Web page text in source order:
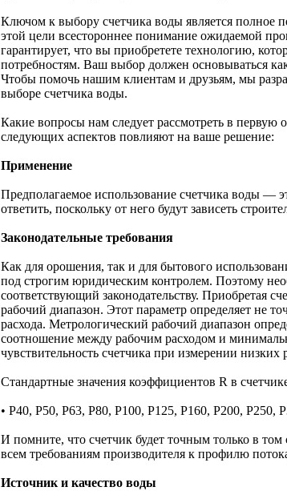
Ключом к выбору счетчика воды является полное
этой цели всестороннее понимание ожидаемой
гарантирует, что вы приобретете технологию,
потребностям. Ваш выбор должен основываться
Чтобы помочь нашим клиентам и друзьям, мы
выборе счетчика воды.
Какие вопросы нам следует рассмотреть в первую
следующих аспектов повлияют на ваше решение:
Применение
Предполагаемое использование счетчика воды —
ответить, поскольку от него будут зависеть
Законодательные требования
Как для орошения, так и для бытового
под строгим юридическим контролем. Поэтому
соответствующий законодательству. Приобретая
рабочий диапазон. Этот параметр определяет не
расхода. Метрологический рабочий диапазон
соотношение между рабочим расходом и
чувствительность счетчика при измерении низких
Стандартные значения коэффициентов R в
• Р40, Р50, Р63, Р80, Р100, Р125, Р160, Р200, Р250,
И помните, что счетчик будет точным только в
всем требованиям производителя к профилю
Источник и качество воды